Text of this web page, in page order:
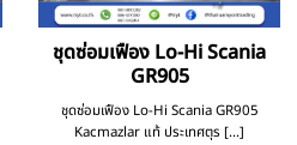
ชุดซ่อมเฟือง Lo-Hi Scania
GR905
ชุดซ่อมเฟือง Lo-Hi Scania GR905
Kacmazlar แท้ ประเทศตุร [...]